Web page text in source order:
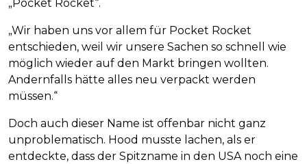
„Pocket Rocket“.
„Wir haben uns vor allem für Pocket Rocket
entschieden, weil wir unsere Sachen so schnell wie
möglich wieder auf den Markt bringen wollten.
Andernfalls hätte alles neu verpackt werden
müssen.“
Doch auch dieser Name ist offenbar nicht ganz
unproblematisch. Hood musste lachen, als er
entdeckte, dass der Spitzname in den USA noch eine